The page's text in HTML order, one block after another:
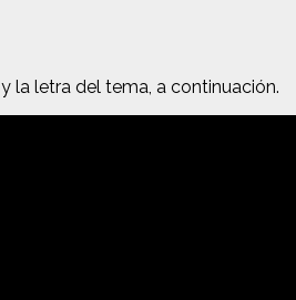
y la letra del tema, a continuación.